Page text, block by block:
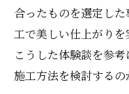
合ったものを選定し
工で美しい仕上がりを
こうした体験談を参
施工方法を検討するの